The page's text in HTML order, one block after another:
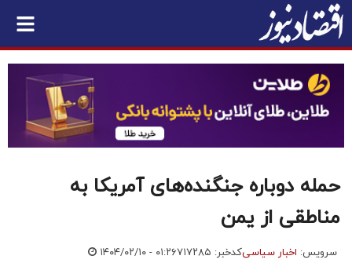
حمله دوباره جنگنده‌های آمریکا به
مناطقی از یمن
سرویس: اخبار سیاسیکدخبر: ۷۱۷۲۸۵ ۱۴۰۴/۰۲/۱۰ - ۰۱:۲۶